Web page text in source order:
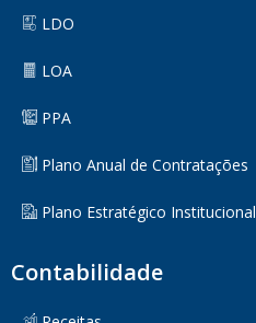
LDO
LOA
PPA
Plano Anual de Contratações
Plano Estratégico Institucional
Contabilidade